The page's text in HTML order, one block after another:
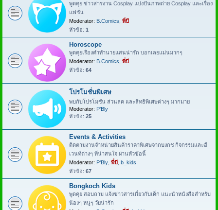
พูดคุย ข่าวสารงาน Cosplay แบ่งปันภาพถ่าย Cosplay และเรื่อง
แฟชั่น
Moderator: B.Comics พี่บี
หัวข้อ: 1
Horoscope
พูดคุยเรื่องคำทำนายแสนน่ารัก บอกเลยแม่นมากๆ
Moderator: B.Comics พี่บี
หัวข้อ: 64
โปรโมชั่นพิเศษ
พบกับโปรโมชั่น ส่วนลด และสิทธิพิเศษต่างๆ มากมาย
Moderator: P'Bly
หัวข้อ: 25
Events & Activities
ติดตามงานจำหน่ายสินค้าราคาพิเศษจากบงกช กิจกรรมและอี
เวนท์ต่างๆ ที่น่าสนใจ ผ่านหัวข้อนี้
Moderator: P'Bly พี่บี b_kids
หัวข้อ: 67
Bongkoch Kids
พูดคุย สอบถาม แจ้งข่าวสารเกี่ยวกับเด็ก แนะนำหนังสือสำหรับ
น้องๆ หนูๆ วัยน่ารัก